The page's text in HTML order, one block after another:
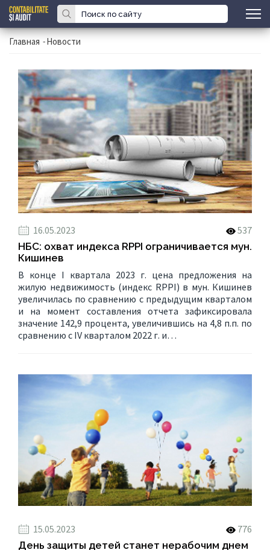
Главная -Новости
16.05.2023
537
НБС: охват индекса RPPI ограничивается мун.
Кишинев
В конце I квартала 2023 г. цена предложения на
жилую недвижимость (индекс RPPI) в мун. Кишинев
увеличилась по сравнению с предыдущим кварталом
и на момент составления отчета зафиксировала
значение 142,9 процента, увеличившись на 4,8 п.п. по
сравнению с IV кварталом 2022 г. и…
15.05.2023
776
День защиты детей станет нерабочим днем